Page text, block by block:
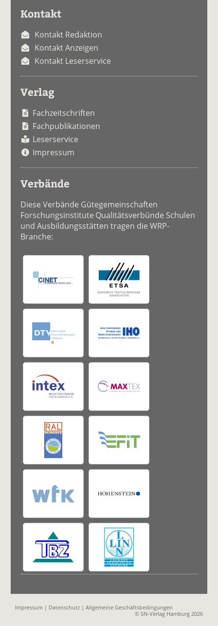
Kontakt
Kontakt Redaktion
Kontakt Anzeigen
Kontakt Leserservice
Verlag
Fachzeitschriften
Fachpublikationen
Leserservice
Impressum
Verbände
Diese Verbände Gütegemeinschaften
Forschungsinstitute Qualitätsverbünde Schulen
und Ausbildungsstätten tragen die WRP-
Branche:
Impressum | Datenschutz |Allgemeine Geschäftsbedingungen
© SN-Verlag Hamburg 2026